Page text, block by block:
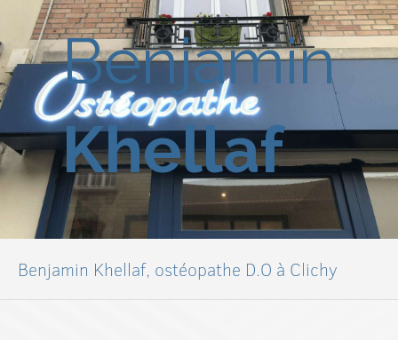
Benjamin
Khellaf
Benjamin Khellaf, ostéopathe D.O à Clichy